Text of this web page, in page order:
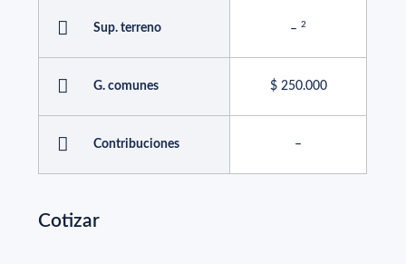
Sup. terreno –
G. comunes $ 250.000
Contribuciones –
Cotizar